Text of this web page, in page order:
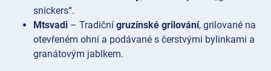
snickers“.
Mtsvadi – Tradiční gruzínské grilování, grilované na
otevřeném ohni a podávané s čerstvými bylinkami a
granátovým jablkem.